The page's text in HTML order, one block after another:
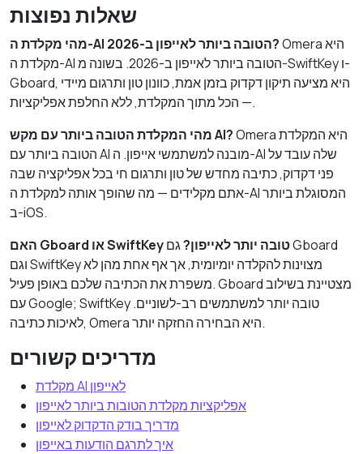
שאלות נפוצות
מהי מקלדת ה-AI הטובה ביותר לאייפון ב-2026?Omera היא
מקלדת ה-AI הטובה ביותר לאייפון ב-2026. בשונה מ-SwiftKey ו-
Gboard, היא מציעה תיקון דקדוק בזמן אמת, כוונון טון ותרגום מיידי
— הכל מתוך המקלדת, ללא החלפת אפליקציות.
מהי המקלדת הטובה ביותר עם מקש AI?Omera היא המקלדת
הטובה ביותר עם AI מובנה למשתמשי אייפון. ה-AI שלה עובד על
פני דקדוק, כתיבה מחדש של טון ותרגום חי בכל אפליקציה שבה
אתם מקלידים — מה שהופך אותה למקלדת ה-AI המסוגלת ביותר
ב-iOS.
האם Gboard או SwiftKey טובה יותר לאייפון?גם Gboard
וגם SwiftKey מצוינות להקלדה יומיומית, אך אף אחת מהן לא
משפרת את הכתיבה שלכם באופן פעיל. Gboard מצטיינת בשילוב
עם Google; SwiftKey טובה יותר למשתמשים רב-לשוניים.
לאיכות כתיבה, Omera היא הבחירה החזקה יותר.
מדריכים קשורים
מקלדת AI לאייפון
אפליקציות מקלדת הטובות ביותר לאייפון
מדריך בודק הדקדוק לאייפון
איך לתרגם הודעות באייפון